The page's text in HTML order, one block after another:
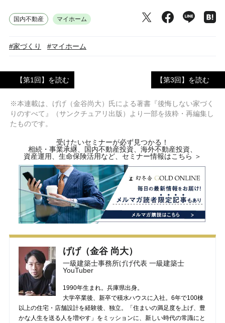
国内不動産 マイホーム
#家づくり #マイホーム
【第1回】を読む 【第3回】を読む
※本連載は、げげ（⾦⾕尚⼤）氏による著書『後悔しない家づく
りのすべて』（サンクチュアリ出版）より一部を抜粋・再編集し
たものです。
受けたいセミナーが必ず見つかる！
相続・事業承継、国内不動産投資、海外不動産投資、
資産運用、生命保険活用など、セミナー情報はこちら ＞
げげ（⾦⾕ 尚⼤）
⼀級建築⼠事務所げげ代表 一級建築士
YouTuber
1990年⽣まれ。兵庫県出⾝。
大学卒業後、新卒で積水ハウスに⼊社。6年で100棟
以上の住宅・店舗設計を経験後、独⽴。「住まいの満⾜度を上げ、豊
かな⼈⽣を送る⼈を増やす」をミッションに、新しい時代の常識にと